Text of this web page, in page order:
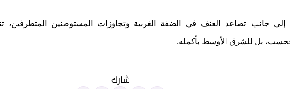
إلى جانب تصاعد العنف في الضفة الغربية وتجاوزات المستوطنين المتطرفين،
بل للشرق الأوسط بأكمله.
شارك